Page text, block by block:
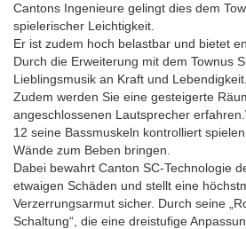
Cantons Ingenieure gelingt dies dem
spielerischer Leichtigkeit.
Er ist zudem hoch belastbar und bietet
Durch die Erweiterung mit dem Townus
Lieblingsmusik an Kraft und Lebendigkeit.
Zudem werden Sie eine gesteigerte
angeschlossenen Lautsprecher
12 seine Bassmuskeln kontrolliert
Wände zum Beben bringen.
Dabei bewahrt Canton SC-Technologie
etwaigen Schäden und stellt eine
Verzerrungsarmut sicher. Durch seine
Schaltung“, die eine dreistufige